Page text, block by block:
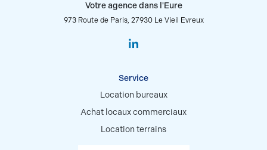
Votre agence dans l'Eure
973 Route de Paris, 27930 Le Vieil Evreux
Service
Location bureaux
Achat locaux commerciaux
Location terrains